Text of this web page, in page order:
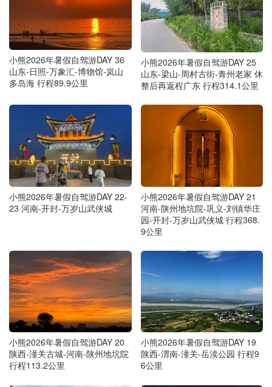
小熊2026年暑假自驾游DAY 36
山东-日照-万象汇-博物馆-岚山
多岛海 行程89.9公里
小熊2026年暑假自驾游DAY 25
山东-梁山-周村古街-青州老家 休
整后再返程广东 行程314.1公里
小熊2026年暑假自驾游DAY 22-
23 河南-开封-万岁山武侠城
小熊2026年暑假自驾游DAY 21
河南-陕州地坑院-巩义-刘镇华庄
园-开封-万岁山武侠城 行程368.
9公里
小熊2026年暑假自驾游DAY 20
陕西-潼关古城-河南-陕州地坑院
行程113.2公里
小熊2026年暑假自驾游DAY 19
陕西-渭南-潼关-岳渎公园 行程9
6公里